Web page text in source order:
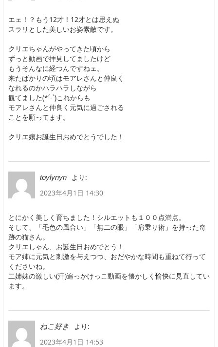
エェ！？もう12才！12才とは思えぬ
スラリとした美しいお姿素敵です。
クリエちゃんがやってきた頃から
ずっと動画で拝見してましたけど
もうそんなに経つんですねェ。
来たばかりの頃はモアレさんと仲良く
なれるのかハラハラしながら
観てました(*´-`)これからも
モアレさんと仲良く元気に過ごされる
ことを願ってます。
クリエ孃お誕生日おめでとうでした！
toylynyn
より:
2023年4月1日 14:30
とにかく美しく育ちました！シルエットも１００点満点。
そして、「毛色の風合い」「無二の眼」「肩乗り術」を持った奇
跡の猫さん。
クリエしゃん、お誕生日おめでとう！
モア姉に元気と刺激を与えつつ、おだやかな時間も重ねて行って
くださいね。
二姉妹の激しい(汗)追っかけっこ動画を懐かしく愉快に見直してい
ます。
ねこ好き
より:
2023年4月1日 14:53